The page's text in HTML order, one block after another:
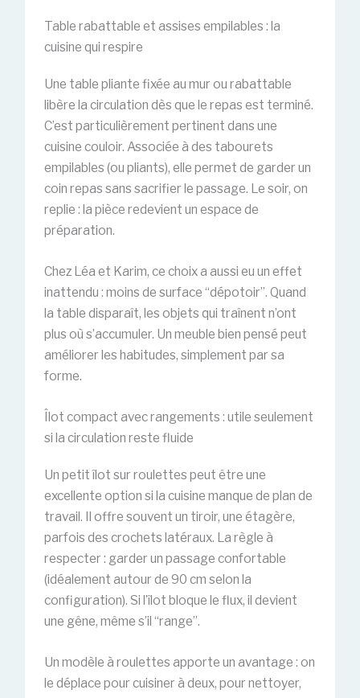
Table rabattable et assises empilables : la
cuisine qui respire
Une table pliante fixée au mur ou rabattable
libère la circulation dès que le repas est terminé.
C’est particulièrement pertinent dans une
cuisine couloir. Associée à des tabourets
empilables (ou pliants), elle permet de garder un
coin repas sans sacrifier le passage. Le soir, on
replie : la pièce redevient un espace de
préparation.
Chez Léa et Karim, ce choix a aussi eu un effet
inattendu : moins de surface “dépotoir”. Quand
la table disparaît, les objets qui traînent n’ont
plus où s’accumuler. Un meuble bien pensé peut
améliorer les habitudes, simplement par sa
forme.
Îlot compact avec rangements : utile seulement
si la circulation reste fluide
Un petit îlot sur roulettes peut être une
excellente option si la cuisine manque de plan de
travail. Il offre souvent un tiroir, une étagère,
parfois des crochets latéraux. La règle à
respecter : garder un passage confortable
(idéalement autour de 90 cm selon la
configuration). Si l’îlot bloque le flux, il devient
une gêne, même s’il “range”.
Un modèle à roulettes apporte un avantage : on
le déplace pour cuisiner à deux, pour nettoyer,